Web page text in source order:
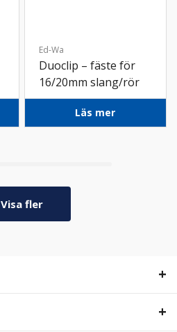
Ed-Wa
Duoclip – fäste för
16/20mm slang/rör
Bulk
Läs mer
Visa fler